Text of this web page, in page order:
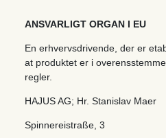
ANSVARLIGT ORGAN I EU
En erhvervsdrivende, der er
at produktet er i
regler.
HAJUS AG; Hr. Stanislav Maer
Spinnereistraße 3